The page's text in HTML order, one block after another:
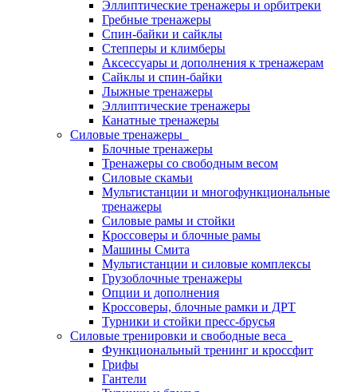
Эллиптические тренажеры и орбитреки
Гребные тренажеры
Спин-байки и сайклы
Степперы и климберы
Аксессуары и дополнения к тренажерам
Сайклы и спин-байки
Лыжные тренажеры
Эллиптические тренажеры
Канатные тренажеры
Силовые тренажеры
Блочные тренажеры
Тренажеры со свободным весом
Силовые скамьи
Мультистанции и многофункциональные
тренажеры
Силовые рамы и стойки
Кроссоверы и блочные рамы
Машины Смита
Мультистанции и силовые комплексы
Грузоблочные тренажеры
Опции и дополнения
Кроссоверы, блочные рамки и ДРТ
Турники и стойки пресс-брусья
Силовые тренировки и свободные веса
Функциональный тренинг и кроссфит
Грифы
Гантели